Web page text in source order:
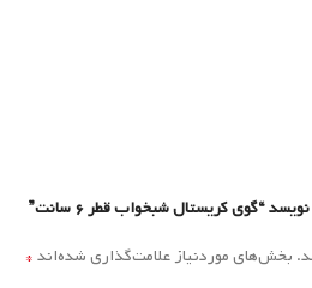
“گوی کریستال شبخواب قطر ۶ سانت”
بخش‌های موردنیاز علامت‌گذاری شده‌اند*